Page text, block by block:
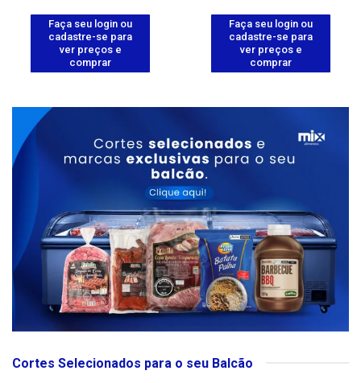
Faça seu login ou
cadastre-se para
ver preços e
comprar
Faça seu login ou
cadastre-se para
ver preços e
comprar
Cortes Selecionados para o seu Balcão